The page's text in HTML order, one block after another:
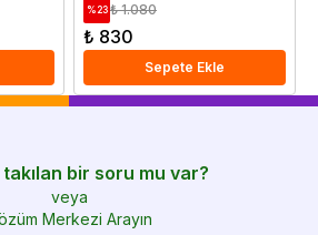
%23 ₺ 1.080
₺ 830
Sepete Ekle
takılan bir soru mu var?
veya
Merkezi Arayın